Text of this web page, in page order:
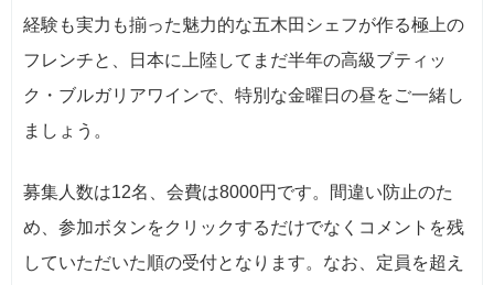
経験も実力も揃った魅力的な五木田シェフが作る極上の
フレンチと、日本に上陸してまだ半年の高級ブティッ
ク・ブルガリアワインで、特別な金曜日の昼をご一緒し
ましょう。
募集人数は12名、会費は8000円です。間違い防止のた
め、参加ボタンをクリックするだけでなくコメントを残
していただいた順の受付となります。なお、定員を超え